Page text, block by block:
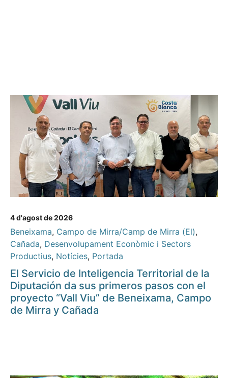
4 d'agost de 2026
Beneixama, Campo de Mirra/Camp de Mirra (El),
Cañada, Desenvolupament Econòmic i Sectors
Productius, Notícies, Portada
El Servicio de Inteligencia Territorial de la
Diputación da sus primeros pasos con el
proyecto “Vall Viu” de Beneixama, Campo
de Mirra y Cañada